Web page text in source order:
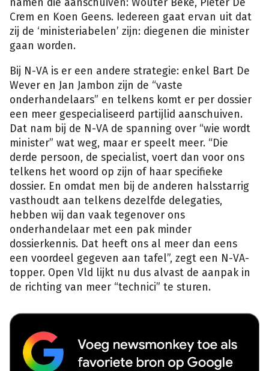
namen die aanschuiven: Wouter Beke, Pieter De
Crem en Koen Geens. Iedereen gaat ervan uit dat
zij de ‘ministeriabelen’ zijn: diegenen die minister
gaan worden.
Bij N-VA is er een andere strategie: enkel Bart De
Wever en Jan Jambon zijn de “vaste
onderhandelaars” en telkens komt er per dossier
een meer gespecialiseerd partijlid aanschuiven.
Dat nam bij de N-VA de spanning over “wie wordt
minister” wat weg, maar er speelt meer. “Die
derde persoon, de specialist, voert dan voor ons
telkens het woord op zijn of haar specifieke
dossier. En omdat men bij de anderen halsstarrig
vasthoudt aan telkens dezelfde delegaties,
hebben wij dan vaak tegenover ons
onderhandelaar met een pak minder
dossierkennis. Dat heeft ons al meer dan eens
een voordeel gegeven aan tafel”, zegt een N-VA-
topper. Open Vld lijkt nu dus alvast de aanpak in
de richting van meer “technici” te sturen.